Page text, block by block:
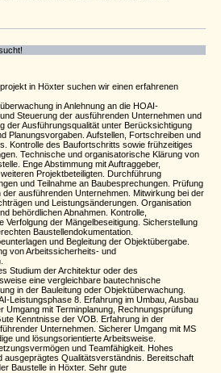
in Höxter suchen wir einen erfahrenen
in Anlehnung an die HOAI-
Steuerung der ausführenden Unternehmen und
der Ausführungsqualität unter Berücksichtigung
Planungsvorgaben. Aufstellen, Fortschreiben und
Kontrolle des Baufortschritts sowie frühzeitiges
Technische und organisatorische Klärung von
Enge Abstimmung mit Auftraggeber,
Projektbeteiligten. Durchführung
und Teilnahme an Baubesprechungen. Prüfung
ausführenden Unternehmen. Mitwirkung bei der
und Leistungsänderungen. Organisation
behördlichen Abnahmen. Kontrolle,
Verfolgung der Mängelbeseitigung. Sicherstellung
Baustellendokumentation.
und Begleitung der Objektübergabe.
von Arbeitssicherheits- und
Studium der Architektur oder des
eine vergleichbare bautechnische
in der Bauleitung oder Objektüberwachung.
Leistungsphase 8. Erfahrung im Umbau, Ausbau
Umgang mit Terminplanung, Rechnungsprüfung
Kenntnisse der VOB. Erfahrung in der
Unternehmen. Sicherer Umgang mit MS
und lösungsorientierte Arbeitsweise.
und Teamfähigkeit. Hohes
ausgeprägtes Qualitätsverständnis. Bereitschaft
Baustelle in Höxter. Sehr gute